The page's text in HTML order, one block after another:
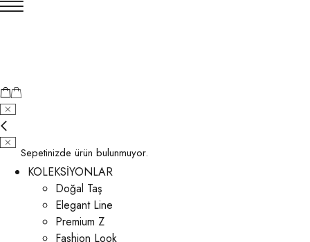
Sepetinizde ürün bulunmuyor.
KOLEKSİYONLAR
Doğal Taş
Elegant Line
Premium Z
Fashion Look